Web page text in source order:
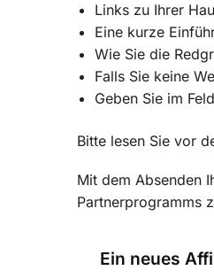
Links zu Ihrer
Eine kurze
Wie Sie die
Falls Sie keine
Geben Sie im
Bitte lesen Sie vor
Mit dem Absenden
Partnerprogramms
Ein neues